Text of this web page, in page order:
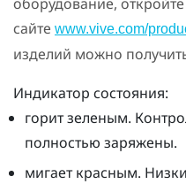
сайте www.vive.com/
изделий можно
Индикатор состояния:
горит зеленым.
полностью заряжены.
мигает красным.